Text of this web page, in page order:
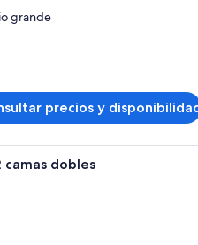
grande
precios y
Habitación de hotel con dos
camas dobles